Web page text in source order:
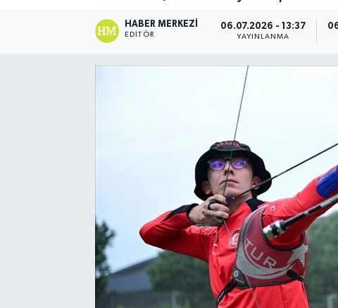
HABER MERKEZI
EDITÖR
06.07.2026 - 13:37
YAYINLANMA